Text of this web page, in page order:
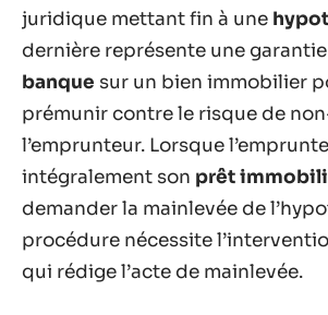
juridique mettant fin à une
dernière représente une
banque sur un bien immobilier
prémunir contre le risque de
l’emprunteur. Lorsque
intégralement son prêt
demander la mainlevée de
procédure nécessite
qui rédige l’acte de mainlevée.